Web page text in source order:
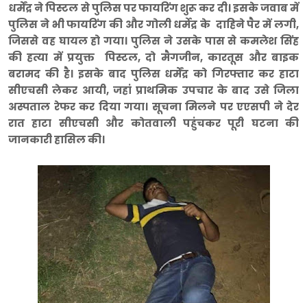
धर्मेंद्र ने पिस्टल से पुलिस पर फायरिंग शुरू कर दी। इसके जवाब में
पुलिस ने भी फायरिंग की और गोली धर्मेद्र के दाहिने पैर में लगी,
जिससे वह घायल हो गया। पुलिस ने उसके पास से कमलेश सिंह
की हत्या में प्रयुक्त पिस्टल, दो मैगजीन, कारतूस और बाइक
बरामद की है। इसके बाद पुलिस धर्मेंद्र को गिरफ्तार कर हाटा
सीएचसी लेकर आयी, जहां प्राथमिक उपचार के बाद उसे जिला
अस्पताल रेफर कर दिया गया। सूचना मिलने पर एएसपी ने देर
रात हाटा सीएचसी और कोतवाली पहुंचकर पूरी घटना की
जानकारी हासिल की।